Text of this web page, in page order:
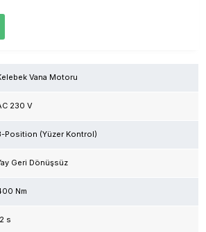
Vana Motoru
230 V
Position (Yüzer Kontrol)
Geri Dönüşsüz
Nm
s